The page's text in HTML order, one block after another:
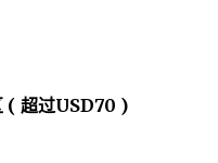
超过USD70 )